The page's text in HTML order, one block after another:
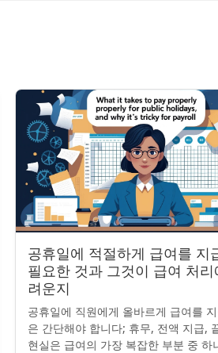
공휴일에 적절하게 급여를 지
필요한 것과 그것이 급여 처리
려운지
공휴일에 직원에게 올바르게 급여를
은 간단해야 합니다; 휴무, 전액 지급,
현실은 급여의 가장 복잡한 부분 중 하